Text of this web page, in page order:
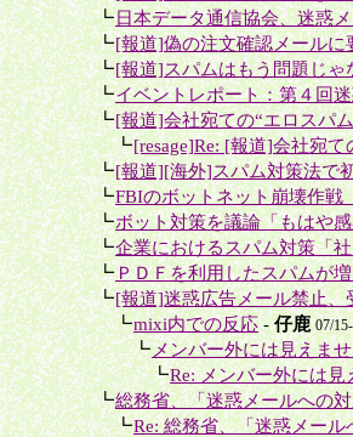
＋┗日本データ通信協会、迷惑
＋┗[報道]偽の注文確認メールに
＋┗[報道]スパムはもう問題じゃ
＋┗イベントレポート：第４回
＋┗[報道]会社宛ての“エロスパ
＋＋┗[resage]Re: [報道]会社宛
＋┗[報道][海外]スパム対策法で
＋┗FBIのボットネット崩壊作
＋┗ボット対策を議論「もはや
＋┗企業におけるスパム対策「
＋┗ＰＤＦを利用したスパムが
＋┗[報道]迷惑広告メール禁止
＋＋┗mixi内での反応-仔鹿 07/
＋＋＋┗メンバー外には見えま
＋＋＋＋┗Re: メンバー外には
＋┗総務省、「迷惑メールへの
＋＋┗Re: 総務省、「迷惑メー